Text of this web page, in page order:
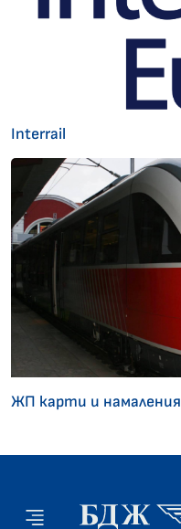
Interrail
ЖП карти и намаления